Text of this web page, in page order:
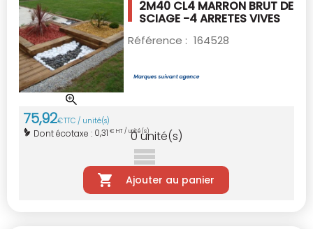
2M40 CL4 MARRON BRUT DE
SCIAGE -4 ARRETES VIVES
Référence : 164528
75,92€TTC / unité(s)
Dont écotaxe : 0,31 € HT / unité(s)
0 unité(s)
Ajouter au panier